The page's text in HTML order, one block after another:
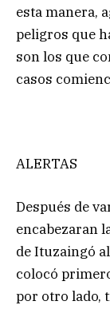
esta manera,
peligros que
son los que
casos
ALERTAS
Después de
encabezaran
de Ituzaingó
colocó
por otro lado,